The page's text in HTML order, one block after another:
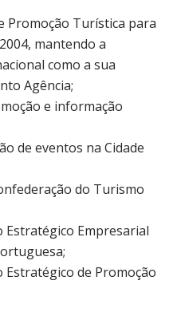
Promoção Turística para
mantendo a
como a sua
Agência;
e informação
de eventos na Cidade
do Turismo
Estratégico Empresarial
Estratégico de Promoção